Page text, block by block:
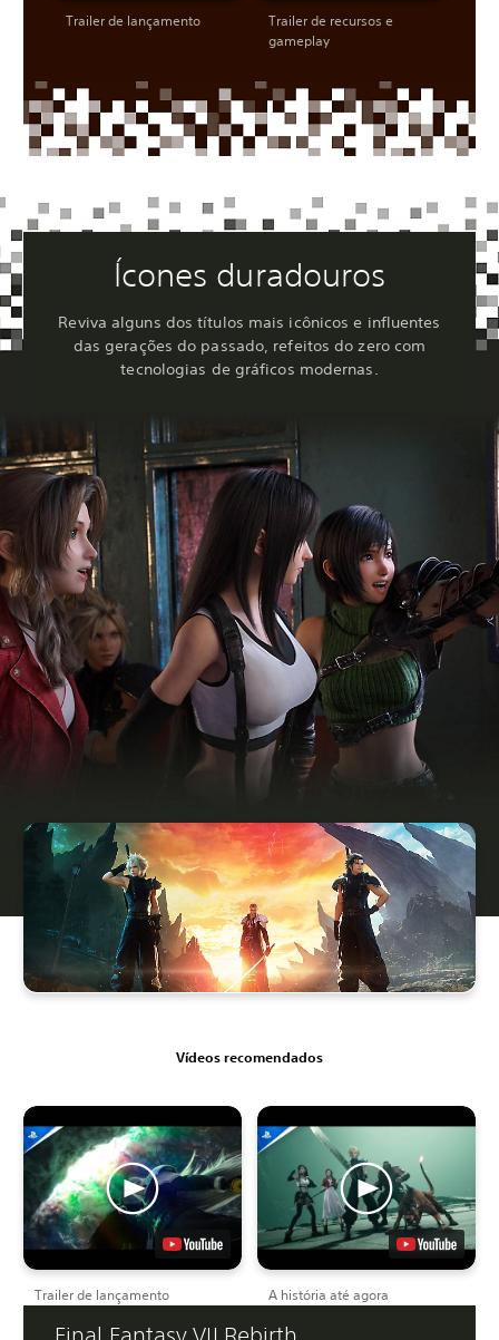
Trailer de lançamento
Trailer de recursos e
gameplay
Ícones duradouros
Reviva alguns dos títulos mais icônicos e influentes
das gerações do passado, refeitos do zero com
tecnologias de gráficos modernas.
Vídeos recomendados
Trailer de lançamento A história até agora